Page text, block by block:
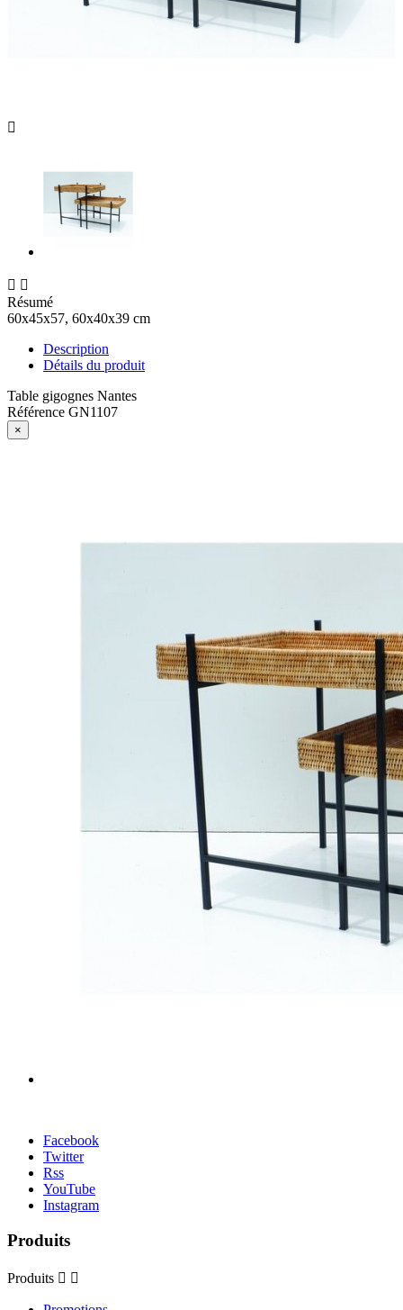

 
Résumé
60x45x57, 60x40x39 cm
Description
Détails du produit
Table gigognes Nantes
Référence GN1107
×
Facebook
Twitter
Rss
YouTube
Instagram
Produits
Produits  